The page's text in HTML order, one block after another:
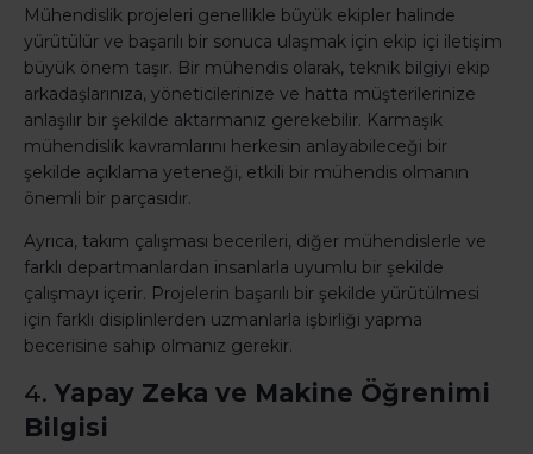
Mühendislik projeleri genellikle büyük ekipler halinde
yürütülür ve başarılı bir sonuca ulaşmak için ekip içi iletişim
büyük önem taşır. Bir mühendis olarak, teknik bilgiyi ekip
arkadaşlarınıza, yöneticilerinize ve hatta müşterilerinize
anlaşılır bir şekilde aktarmanız gerekebilir. Karmaşık
mühendislik kavramlarını herkesin anlayabileceği bir
şekilde açıklama yeteneği, etkili bir mühendis olmanın
önemli bir parçasıdır.
Ayrıca, takım çalışması becerileri, diğer mühendislerle ve
farklı departmanlardan insanlarla uyumlu bir şekilde
çalışmayı içerir. Projelerin başarılı bir şekilde yürütülmesi
için farklı disiplinlerden uzmanlarla işbirliği yapma
becerisine sahip olmanız gerekir.
4. Yapay Zeka ve Makine Öğrenimi
Bilgisi